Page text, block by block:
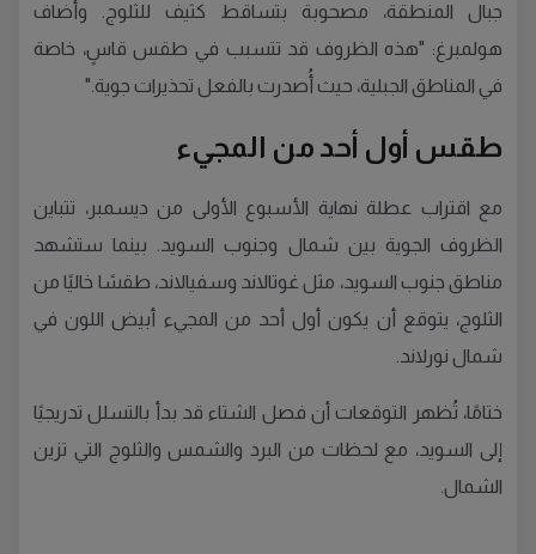
جبال المنطقة، مصحوبة بتساقط كثيف للثلوج. وأضاف
هولمبرغ: "هذه الظروف قد تتسبب في طقس قاسٍ، خاصة
في المناطق الجبلية، حيث أُصدرت بالفعل تحذيرات جوية."
طقس أول أحد من المجيء
مع اقتراب عطلة نهاية الأسبوع الأولى من ديسمبر، تتباين
الظروف الجوية بين شمال وجنوب السويد. بينما ستشهد
مناطق جنوب السويد، مثل غوتالاند وسفيالاند، طقسًا خاليًا من
الثلوج، يتوقع أن يكون أول أحد من المجيء أبيض اللون في
شمال نورلاند.
ختامًا، تُظهر التوقعات أن فصل الشتاء قد بدأ بالتسلل تدريجيًا
إلى السويد، مع لحظات من البرد والشمس والثلوج التي تزين
الشمال.